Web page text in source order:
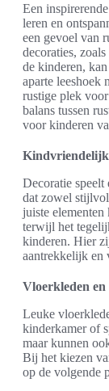
Een
leren en
een gevoel van
decoraties,
de kinderen,
aparte leeshoek
rustige plek
balans tussen
voor kinderen
Decoratie speelt
dat zowel
juiste elementen
terwijl het
kinderen. Hier
aantrekkelijk en
Vloerkleden en
Leuke
kinderkamer of
maar kunnen
Bij het kiezen
op de volgende